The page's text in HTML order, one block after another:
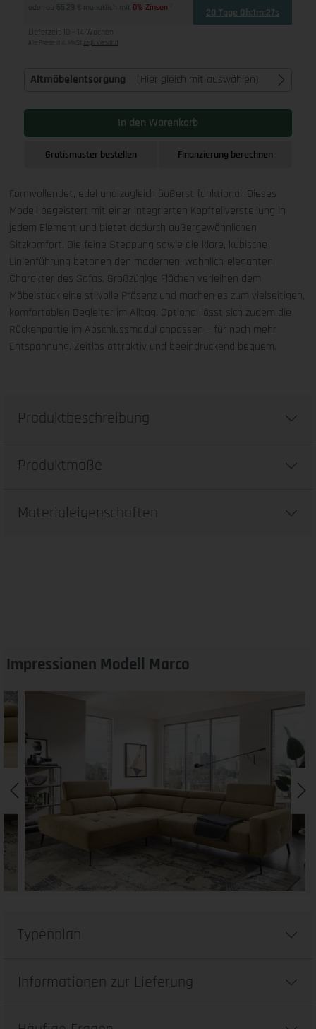
oder ab 65,29 € monatlich mit 0% Zinsen 20 Tage 0h:1m:26s
Lieferzeit 10 - 14 Wochen
Alle Preise inkl. MwSt zzgl. Versand
Altmöbelentsorgung (Hier gleich mit auswählen)
In den Warenkorb
Gratismuster bestellen Finanzierung berechnen
Formvollendet, edel und zugleich äußerst funktional: Dieses
Modell begeistert mit einer integrierten Kopfteilverstellung in
jedem Element und bietet dadurch außergewöhnlichen
Sitzkomfort. Die feine Steppung sowie die klare, kubische
Linienführung betonen den modernen, wohnlich-eleganten
Charakter des Sofas. Großzügige Flächen verleihen dem
Möbelstück eine stilvolle Präsenz und machen es zum vielseitigen,
komfortablen Begleiter im Alltag. Optional lässt sich zudem die
Rückenpartie im Abschlussmodul anpassen – für noch mehr
Entspannung. Zeitlos attraktiv und beeindruckend bequem.
Produktbeschreibung
Produktmaße
Materialeigenschaften
Impressionen Modell Marco
Typenplan
Informationen zur Lieferung